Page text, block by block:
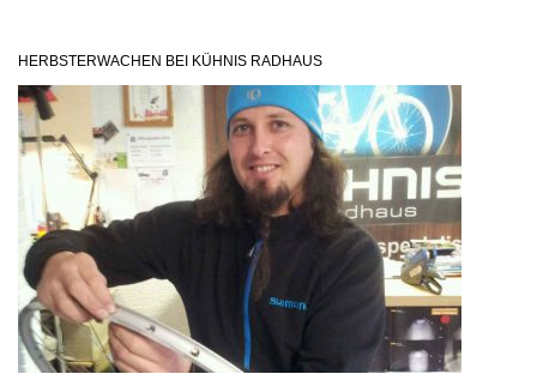
HERBSTERWACHEN BEI KÜHNIS RADHAUS